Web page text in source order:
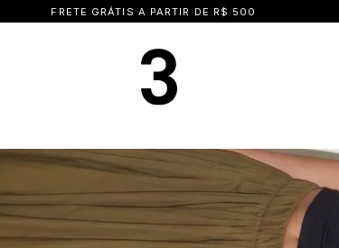
15% OFF NA PRIMEIRA COMPRA | CUPOM: BEMVINDA15